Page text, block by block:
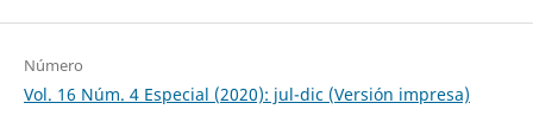
Número
Vol. 16 Núm. 4 Especial (2020): jul-dic (Versión impresa)